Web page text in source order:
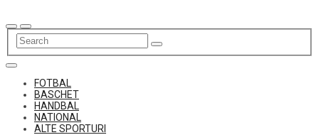
to
content
FOTBAL
BASCHET
HANDBAL
NATIONAL
ALTE SPORTURI